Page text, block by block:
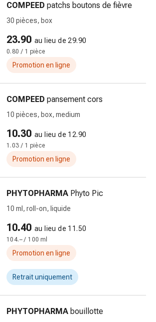
COMPEED patchs boutons de fièvre
30 pièces, box
23.90 au lieu de 29.90
0.80 / 1 pièce
Promotion en ligne
COMPEED pansement cors
10 pièces, box, medium
10.30 au lieu de 12.90
1.03 / 1 pièce
Promotion en ligne
PHYTOPHARMA Phyto Pic
10 ml, roll-on, liquide
10.40 au lieu de 11.50
104.– / 100 ml
Promotion en ligne
Retrait uniquement
PHYTOPHARMA bouillotte